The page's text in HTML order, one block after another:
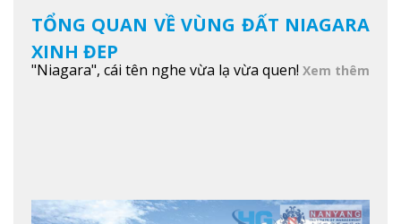
TỔNG QUAN VỀ VÙNG ĐẤT NIAGARA
XINH ĐẸP
"Niagara", cái tên nghe vừa lạ vừa quen! Xem thêm